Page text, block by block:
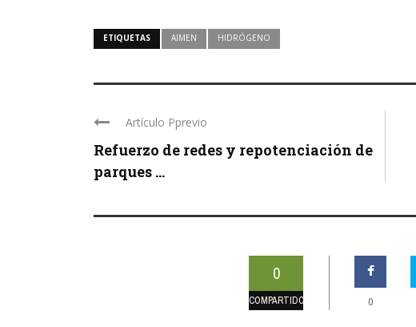
ETIQUETAS AIMEN HIDRÓGENO
Artículo Pprevio
Refuerzo de redes y repotenciación de
parques ...
0
COMPARTIDOS 0